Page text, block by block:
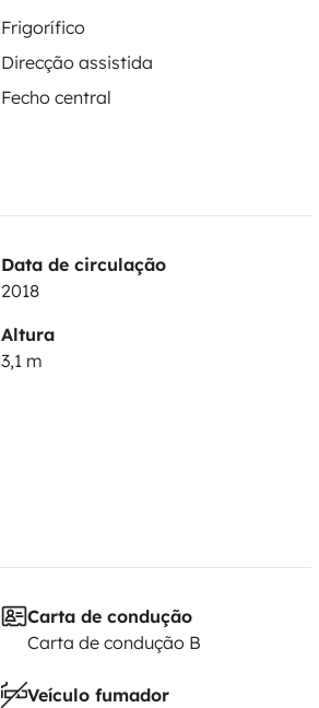
Frigorífico
Direcção assistida
Fecho central
Data de circulação
2018
Altura
3,1 m
Carta de condução
Carta de condução B
Veículo fumador